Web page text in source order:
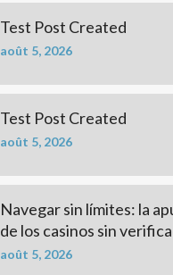
Test Post Created
août 5, 2026
Test Post Created
août 5, 2026
Navegar sin límites: la
de los casinos sin
août 5, 2026